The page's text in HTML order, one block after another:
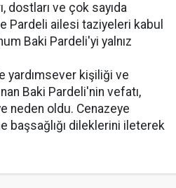
dostları ve çok sayıda
Pardeli ailesi taziyeleri kabul
Baki Pardeli'yi yalnız
yardımsever kişiliği ve
Baki Pardeli'nin vefatı,
neden oldu. Cenazeye
başsağlığı dileklerini ileterek